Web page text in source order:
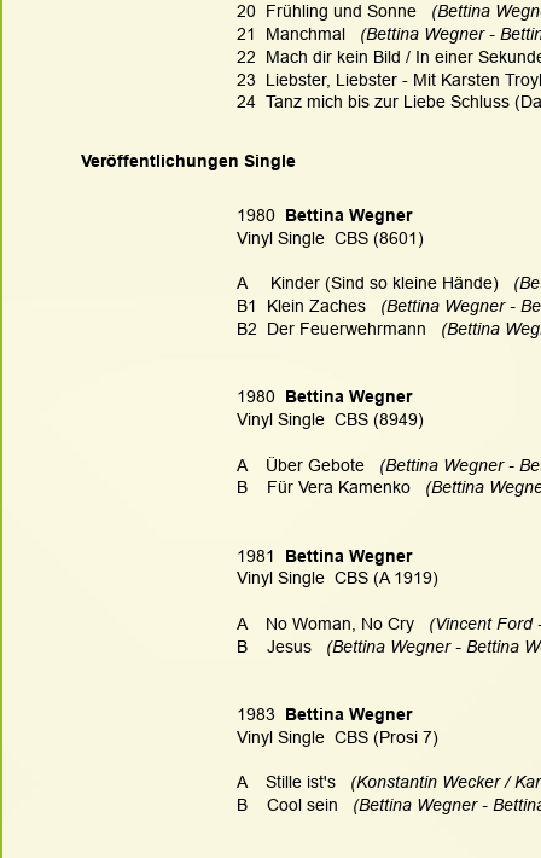
20  Frühling und Sonne
(Bettina
21  Manchmal
(Bettina Wegner -
22  Mach dir kein Bild / In einer
23  Liebster, Liebster - Mit Karsten
24  Tanz mich bis zur Liebe Schluss
1980 Bettina Wegner
Vinyl Single  CBS (8601)
A     Kinder (Sind so kleine Hände)
B1
Klein Zaches (Bettina Wegner -
B2
Der Feuerwehrmann (Bettina
1980 Bettina Wegner
Vinyl Single  CBS (8949)
A    Über Gebote (Bettina Wegner -
B    Für Vera Kamenko (Bettina
1981 Bettina Wegner
Vinyl Single  CBS (A 1919)
A    No Woman, No Cry (Vincent Ford
B    Jesus (Bettina Wegner - Bettina
1983 Bettina Wegner
Vinyl Single  CBS (Prosi 7)
A    Stille ist's (Konstantin Wecker /
B    Cool sein (Bettina Wegner -
Veröffentlichungen Single